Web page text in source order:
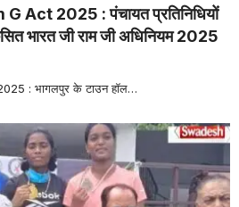
Act 2025 : पंचायत प्रतिनिधियों
भारत जी राम जी अधिनियम 2025
: भागलपुर के टाउन हॉल…